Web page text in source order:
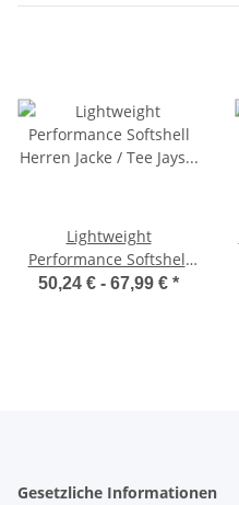
Lightweight
Performance Softshell
Herren Jacke / Tee Jays
50,24 € - 67,99 € *
Gesetzliche Informationen